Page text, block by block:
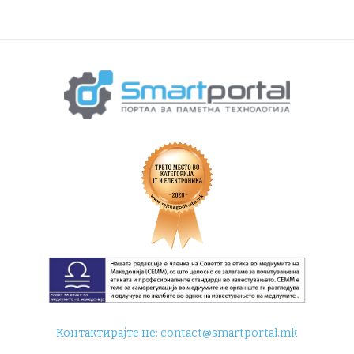
Контактирајте не:contact@smartportal.mk